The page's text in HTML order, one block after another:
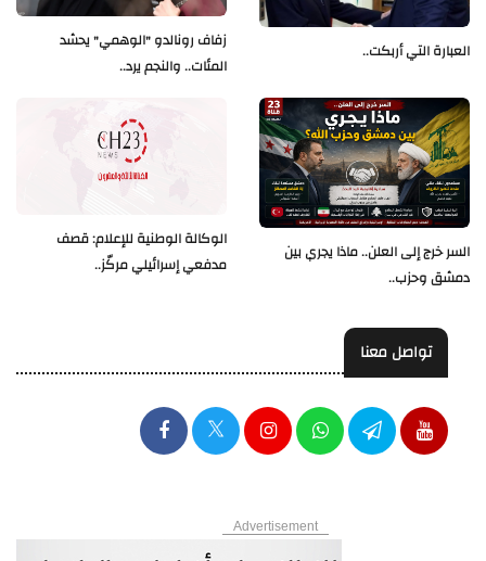
زفاف رونالدو "الوهمي" يحشد
المئات.. والنجم يرد..
العبارة التي أربكت..
الوكالة الوطنية للإعلام: قصف
مدفعي إسرائيلي مركّز..
السر خرج إلى العلن.. ماذا يجري بين
دمشق وحزب..
تواصل معنا
Advertisement